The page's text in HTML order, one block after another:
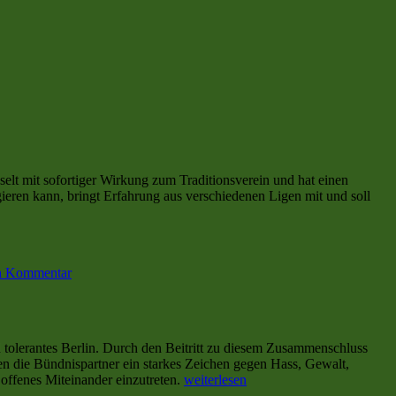
mit sofortiger Wirkung zum Traditionsverein und hat einen
kann, bringt Erfahrung aus verschiedenen Ligen mit und soll
KommentarAkoto
Mannheim
–
Vertrag
Berlin. Durch den Beitritt zu diesem Zusammenschluss
die Bündnispartner ein starkes Zeichen gegen Hass, Gewalt,
Miteinander einzutreten. „Berliner
weiterlesen